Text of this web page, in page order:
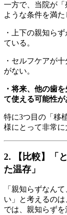
一方で、当院が
ような条件を満た
・上下の親知ら
ている。
・セルフケアが
がない。
・将来、他の歯
て使える可能性が
特に3つ目の「移
様にとって非常に
2. 【比較】「
た温存」
「親知らずなん
い」と考えるの
では、親知らず